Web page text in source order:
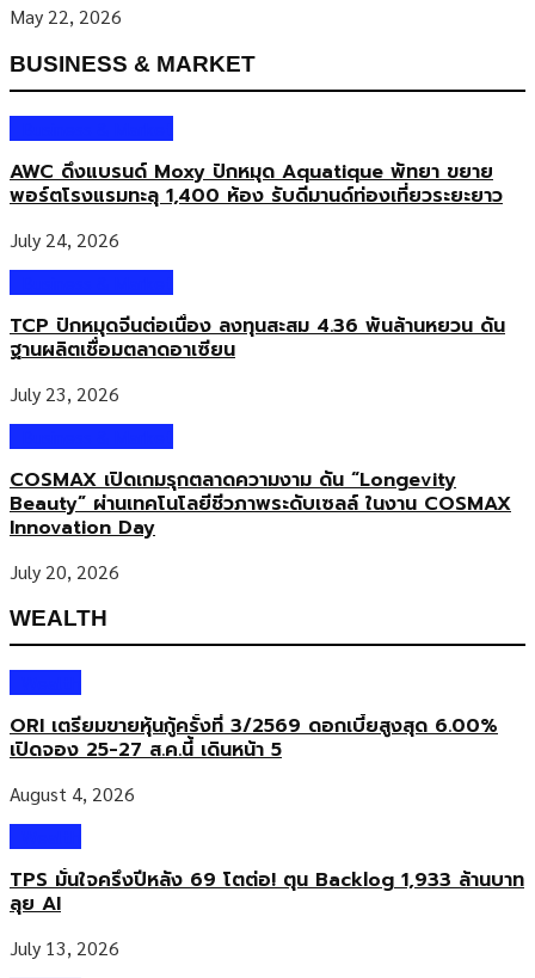
May 22, 2026
BUSINESS & MARKET
AWC ดึงแบรนด์ Moxy ปักหมุด Aquatique พัทยา ขยาย
พอร์ตโรงแรมทะลุ 1,400 ห้อง รับดีมานด์ท่องเที่ยวระยะยาว
July 24, 2026
TCP ปักหมุดจีนต่อเนื่อง ลงทุนสะสม 4.36 พันล้านหยวน ดัน
ฐานผลิตเชื่อมตลาดอาเซียน
July 23, 2026
COSMAX เปิดเกมรุกตลาดความงาม ดัน “Longevity
Beauty” ผ่านเทคโนโลยีชีวภาพระดับเซลล์ ในงาน COSMAX
Innovation Day
July 20, 2026
WEALTH
ORI เตรียมขายหุ้นกู้ครั้งที่ 3/2569 ดอกเบี้ยสูงสุด 6.00%
เปิดจอง 25-27 ส.ค.นี้ เดินหน้า 5
August 4, 2026
TPS มั่นใจครึ่งปีหลัง 69 โตต่อ! ตุน Backlog 1,933 ล้านบาท
ลุย AI
July 13, 2026